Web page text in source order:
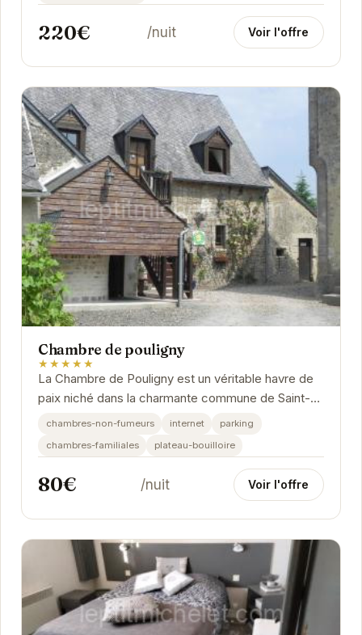
220€ /nuit Voir l'offre
Chambre de pouligny
★★★★★
La Chambre de Pouligny est un véritable havre de
paix niché dans la charmante commune de Saint-
Vigor-le-Grand. Offrant un cadre idéal pour se...
chambres-non-fumeurs internet
parking
chambres-familiales
plateau-bouilloire
80€ /nuit Voir l'offre